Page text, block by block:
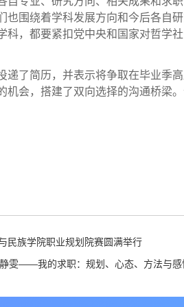
也围绕着学科发展方向和今后各自
科，都要紧扣党中央和国家对哲学
递了简历，并表示将争取在毕业季
机会，搭建了双向选择的沟通桥梁
民族学院职业规划院赛圆满举行
雯——我的求职：规划、心态、方法与感